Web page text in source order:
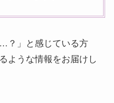
？」と感じている方
ような情報をお届けし